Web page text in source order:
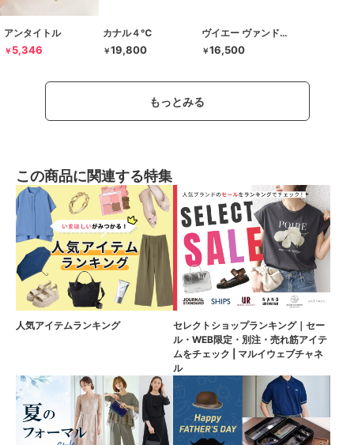
アンタイトル
￥ 5,346
カナル４℃
￥19,800
ヴイエー ヴァンドーム青山
￥16,500
もっとみる
この商品に関連する特集
人気アイテムランキング
セレクトショップランキング｜セー
ル・WEB限定・別注・売れ筋アイテ
ムをチェック | マルイウェブチャネ
ル